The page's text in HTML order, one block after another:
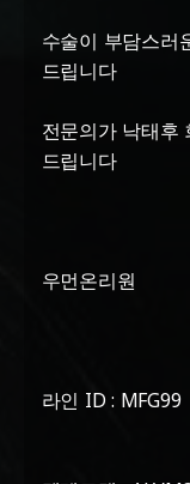
수술이 부담스러
드립니다
전문의가 낙태후
드립니다
우먼온리원
라인 ID : MFG99